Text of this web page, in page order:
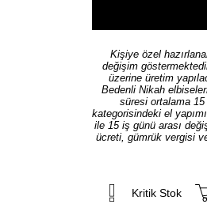
Kişiye özel
değişim
üzerine üretim
Bedenli Nikah
süresi ortalama
kategorisindeki el
ile 15 iş günü arası
ücreti, gümrük vergisi
Kritik Stok